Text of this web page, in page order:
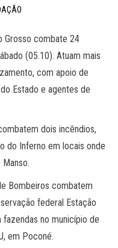
Grosso combate 24
(05.10). Atuam mais
com apoio de
Estado e agentes de
dois incêndios,
do Inferno em locais onde
Bombeiros combatem
federal Estação
fazendas no município de
em Poconé.